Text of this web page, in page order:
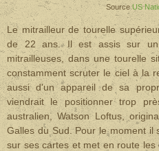
SourceUS
Le mitrailleur de tourelle
de 22 ans. Il est assis sur
mitrailleuses, dans une tourelle
constamment scruter le ciel à la
aussi d'un appareil de sa
viendrait le positionner trop
australien, Watson Loftus,
Galles du Sud. Pour le moment il
sur ses cartes et met en route